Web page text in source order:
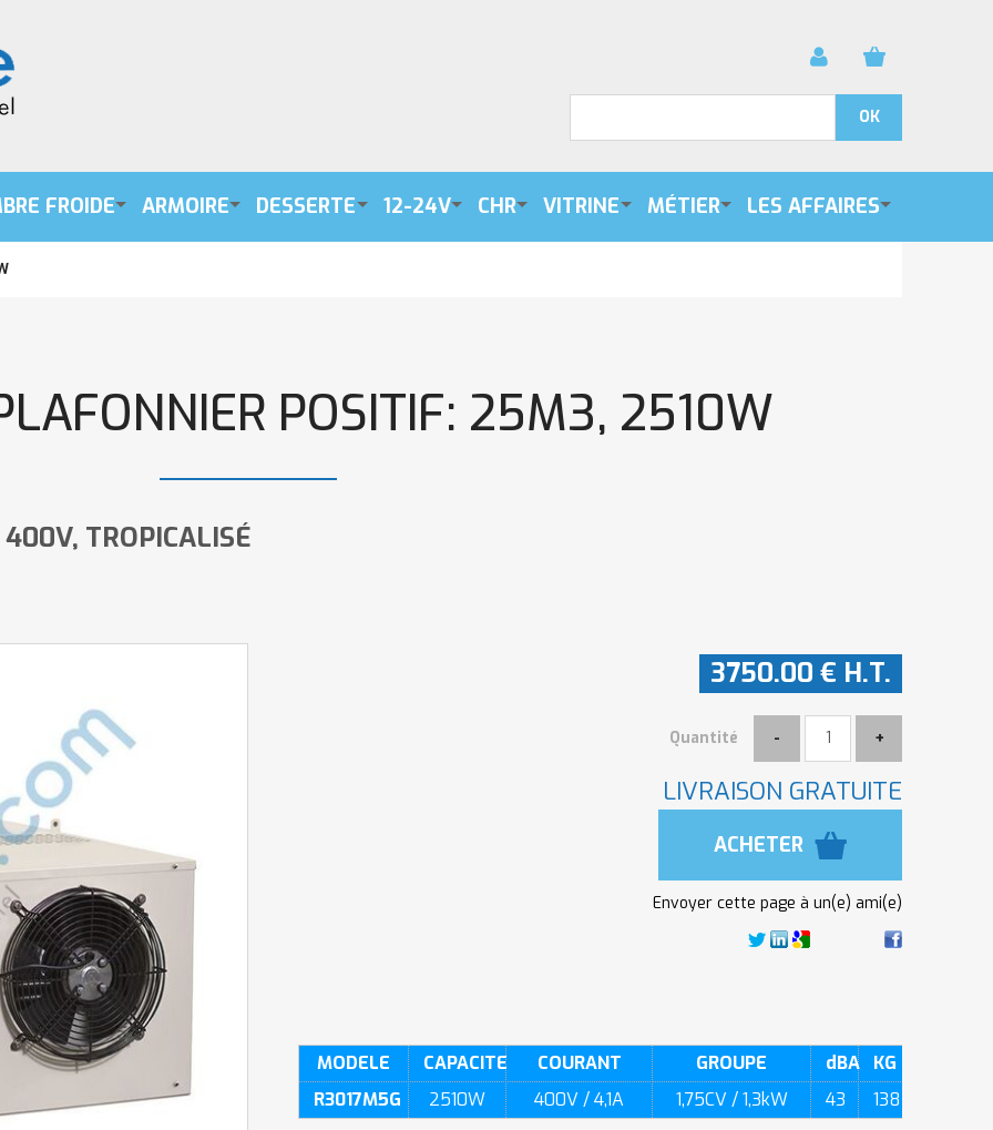
FROIDE ARMOIRE DESSERTE 12-24V CHR VITRINE MÉTIER LES AFFAIRES
POSITIF: 25M3, 2510W
TROPICALISÉ
3750.00 € H.T.
Quantité
LIVRAISON GRATUITE
Envoyer cette page à un(e) ami(e)
MODELE CAPACITE COURANT GROUPE dBA
KG
R3017M5G
2510W 400V / 4,1A 1,75CV / 1,3kW 43 138